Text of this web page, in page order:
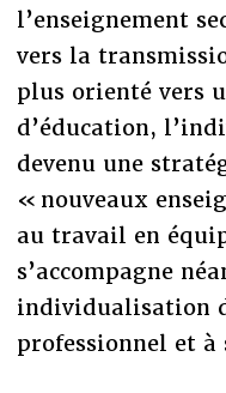
l’enseignement
vers la
plus orienté vers
d’éducation,
devenu une
« nouveaux
au travail en
s’accompagne
individualisation
professionnel et à